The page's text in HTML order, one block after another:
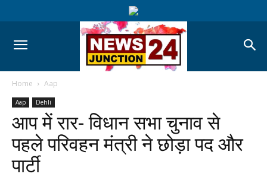
Home Aap
Aap Dehli
आप में रार- विधान सभा चुनाव से
पहले परिवहन मंत्री ने छोड़ा पद और
पार्टी